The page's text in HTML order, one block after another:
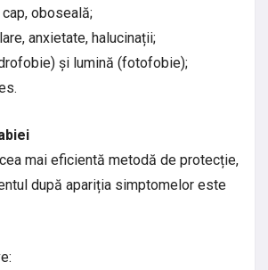
oboseală;
anxietate, halucinații;
și lumină (fotofobie);
mai eficientă metodă de protecție,
după apariția simptomelor este